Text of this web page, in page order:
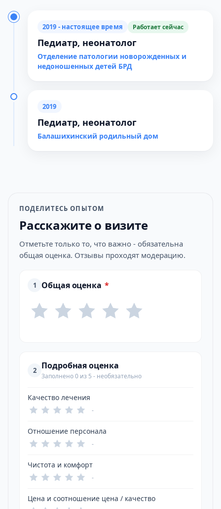
2019 - настоящее время Работает сейчас
Педиатр, неонатолог
Отделение патологии новорожденных и
недоношенных детей БРД
2019
Педиатр, неонатолог
Балашихинский родильный дом
ПОДЕЛИТЕСЬ ОПЫТОМ
Расскажите о визите
Отметьте только то, что важно - обязательна
общая оценка. Отзывы проходят модерацию.
1 Общая оценка *
2 Подробная оценка
Заполнено 0 из 5 - необязательно
Качество лечения
-
Отношение персонала
-
Чистота и комфорт
-
Цена и соотношение цена / качество